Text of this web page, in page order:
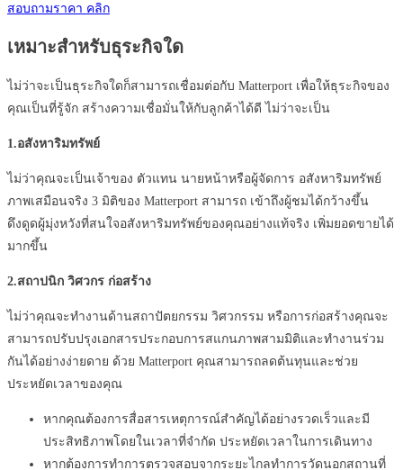
สอบถามราคา คลิก
เหมาะสำหรับธุระกิจใด
ไม่ว่าจะเป็นธุระกิจใดก็สามารถเชื่อมต่อกับ Matterport เพื่อให้ธุระกิจของ
คุณเป็นที่รู้จัก สร้างความเชื่อมั่นให้กับลูกค้าได้ดี ไม่ว่าจะเป็น
1.อสังหาริมทรัพย์
ไม่ว่าคุณจะเป็นเจ้าของ ตัวแทน นายหน้าหรือผู้จัดการ อสังหาริมทรัพย์
ภาพเสมือนจริง 3 มิติของ Matterport สามารถ เข้าถึงผู้ชมได้กว้างขึ้น
ดึงดูดผู้มุ่งหวังที่สนใจอสังหาริมทรัพย์ของคุณอย่างแท้จริง เพิ่มยอดขายได้
มากขึ้น
2.สถาปนิก วิศวกร ก่อสร้าง
ไม่ว่าคุณจะทำงานด้านสถาปัตยกรรม วิศวกรรม หรือการก่อสร้างคุณจะ
สามารถปรับปรุงเอกสารประกอบการสแกนภาพสามมิติและทำงานร่วม
กันได้อย่างง่ายดาย ด้วย Matterport คุณสามารถลดต้นทุนและช่วย
ประหยัดเวลาของคุณ
หากคุณต้องการสื่อสารเหตุการณ์สำคัญได้อย่างรวดเร็วและมี
ประสิทธิภาพโดยในเวลาที่จำกัด ประหยัดเวลาในการเดินทาง
หากต้องการทำการตรวจสอบจากระยะไกลทำการวัดนอกสถานที่